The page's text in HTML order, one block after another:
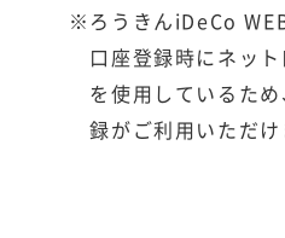
※ろうきんiDeCo
口座登録時にネッ
を使用しているた
録がご利用いただけ